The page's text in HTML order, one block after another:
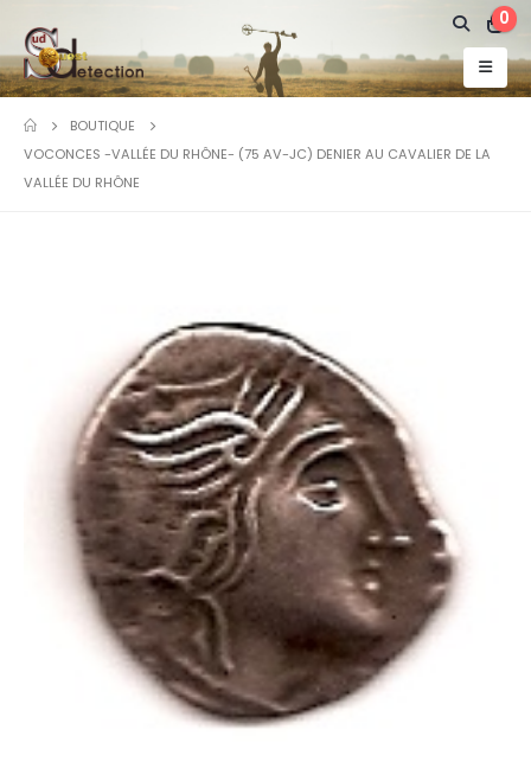
0
BOUTIQUE
VOCONCES -VALLÉE DU RHÔNE- (75 AV-JC) DENIER AU CAVALIER DE LA
VALLÉE DU RHÔNE